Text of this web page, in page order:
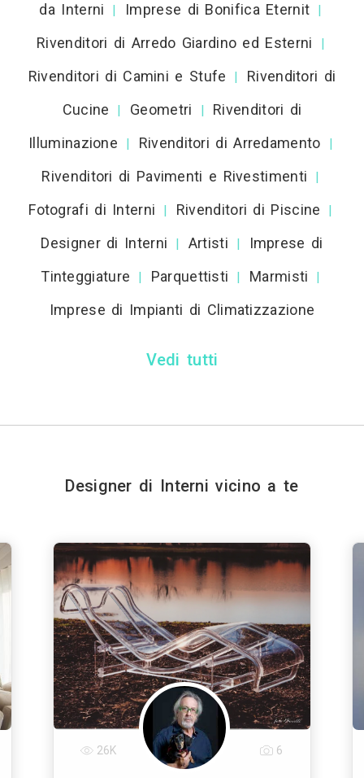
da Interni
| Imprese di Bonifica Eternit |
Rivenditori di Arredo Giardino ed Esterni |
Rivenditori di Camini e Stufe |
Rivenditori di
Cucine
| Geometri |
Rivenditori di
Illuminazione
| Rivenditori di Arredamento |
Rivenditori di Pavimenti e Rivestimenti |
Fotografi di Interni | Rivenditori di Piscine |
Designer di Interni | Artisti |
Imprese di
Tinteggiature
| Parquettisti | Marmisti |
Imprese di Impianti di Climatizzazione
Vedi tutti
Designer di Interni vicino a te
26K 6